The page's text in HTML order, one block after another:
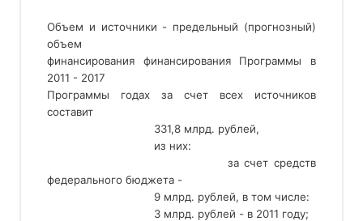
Объем и источники - предельный (прогнозный)
объем
финансирования финансирования Программы в
2011 - 2017
Программы годах за счет всех источников
составит
                                 331,8 млрд. рублей,
                                 из них:
федерального бюджета -
                                 9 млрд. рублей, в том числе:
                                 3 млрд. рублей - в 2011 году;